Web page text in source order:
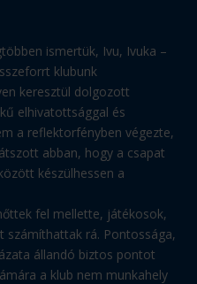
ismertük, Ivu, Ivuka –
klubunk
keresztül dolgozott
elhivatottsággal és
a reflektorfényben végezte,
abban, hogy a csapat
készülhessen a
fel mellette, játékosok,
számíthattak rá. Pontossága,
állandó biztos pontot
a klub nem munkahely